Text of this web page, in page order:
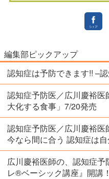
編集部ピックアップ
認知症は予防できます!! –
認知症予防医／広川慶裕
大化する食事」7/20発売
認知症予防医／広川慶裕医
今なら間に合う 認知症は自
広川慶裕医師の、認知症予
レ®️ベーシック講座』開講！